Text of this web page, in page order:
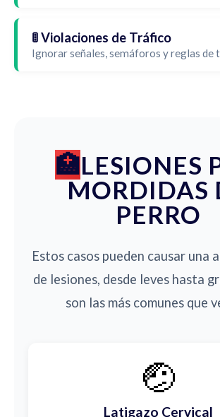
🚦 Violaciones de Tráfico
Ignorar señales, semáforos y reglas de
LESIONES
MORDIDAS
PERRO
Estos casos pueden causar una
de lesiones, desde leves hasta
son las más comunes que
🤕
Latigazo Cervical